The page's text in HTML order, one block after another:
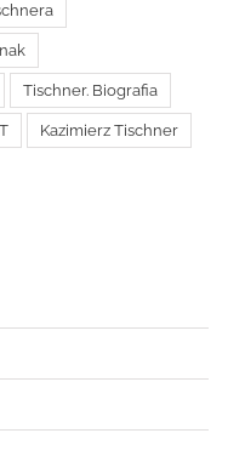
Tischner. Biografia
Kazimierz Tischner